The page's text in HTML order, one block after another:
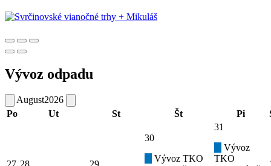
Vývoz odpadu
August2026
Po
Ut St Št Pi
30
Vývoz TKO
31
Vývoz
TKO